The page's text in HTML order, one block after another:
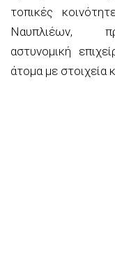
τοπικές
Ναυπλιέων,
αστυνομική
άτομα με στοιχεία